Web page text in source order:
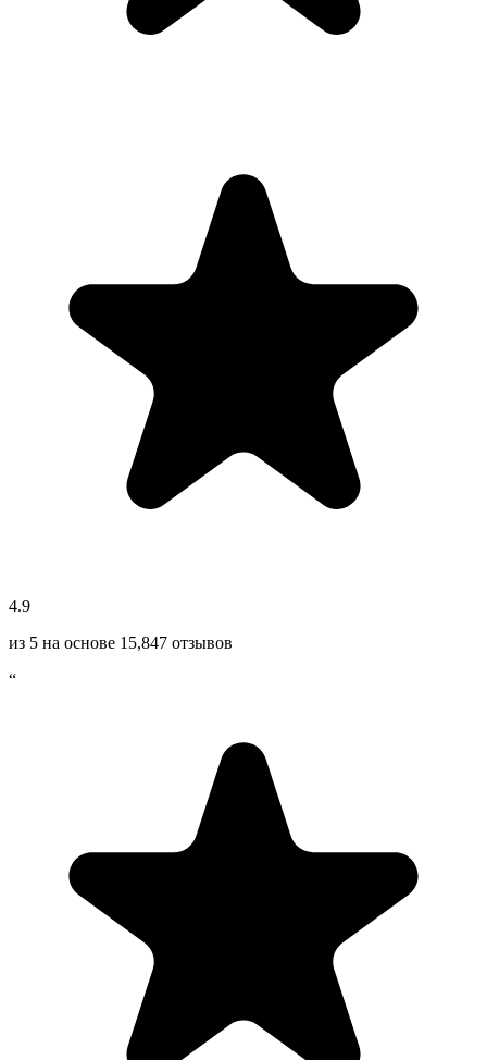
4.9
из 5 на основе 15,847 отзывов
“